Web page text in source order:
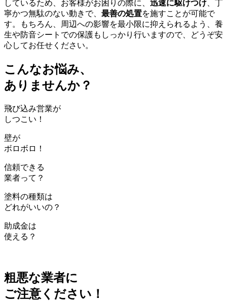
しているため、お客様がお困りの際に、 迅速に駆けつけ 、丁
寧かつ無駄のない動きで、 最善の処置を施すことが可能で
す。もちろん、周辺への影響を最小限に抑えられるよう、養
生や防音シートでの保護もしっかり行いますので、どうぞ安
心してお任せください。
こんなお悩み、
ありませんか？
飛び込み営業が
しつこい！
壁が
ボロボロ！
信頼できる
業者って？
塗料の種類は
どれがいいの？
助成金は
使える？
粗悪な業者に
ご注意ください！